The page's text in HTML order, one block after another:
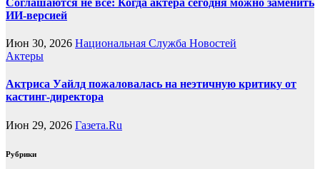
ИИ-версией
Июн 30, 2026 Национальная Служба Новостей
Актеры
Актриса Уайлд пожаловалась на неэтичную критику от
кастинг-директора
Июн 29, 2026 Газета.Ru
Рубрики